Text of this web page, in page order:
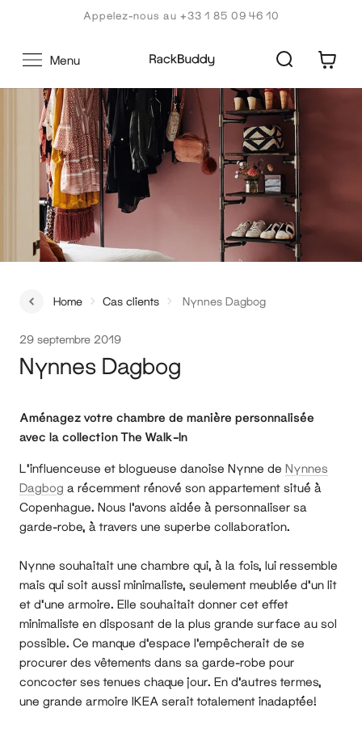
Appelez-nous au +33 1 85 09 46 10
Menu
Home Cas clients Nynnes Dagbog
29 septembre 2019
Nynnes Dagbog
Aménagez votre chambre de manière personnalisée
avec la collection The Walk-In
L'influenceuse et blogueuse danoise Nynne de Nynnes
Dagbog a récemment rénové son appartement situé à
Copenhague. Nous l'avons aidée à personnaliser sa
garde-robe, à travers une superbe collaboration.
Nynne souhaitait une chambre qui, à la fois, lui ressemble
mais qui soit aussi minimaliste, seulement meublée d'un lit
et d'une armoire. Elle souhaitait donner cet effet
minimaliste en disposant de la plus grande surface au sol
possible. Ce manque d'espace l’empêcherait de se
procurer des vêtements dans sa garde-robe pour
concocter ses tenues chaque jour. En d’autres termes,
une grande armoire IKEA serait totalement inadaptée!